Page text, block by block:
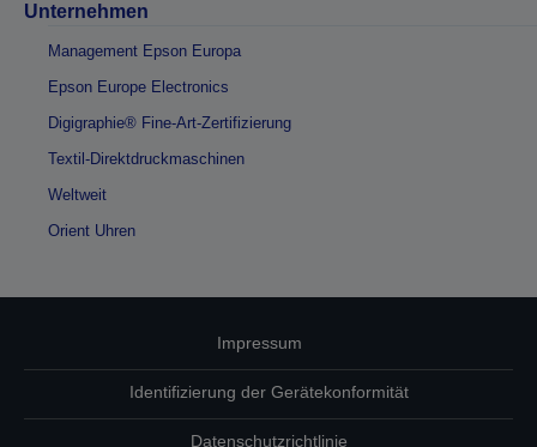
Unternehmen
Management Epson Europa
Epson Europe Electronics
Digigraphie® Fine-Art-Zertifizierung
Textil-Direktdruckmaschinen
Weltweit
Orient Uhren
Impressum
Identifizierung der Gerätekonformität
Datenschutzrichtlinie